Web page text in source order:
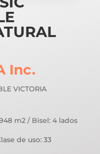
Inc.
VICTORIA
m2 / Bisel: 4 lados
de uso: 33